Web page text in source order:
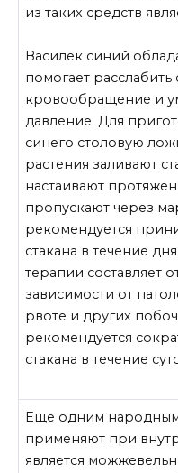
из таких средств
Василек синий
помогает
кровообращение и
давление. Для
синего столовую
растения заливают
настаивают
пропускают через
рекомендуется
стакана в течение
терапии составляет
зависимости от
рвоте и других
рекомендуется
стакана в течение
Еще одним
применяют при
является